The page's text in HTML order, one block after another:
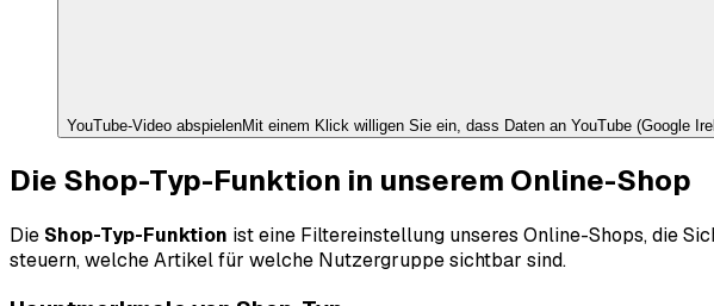
YouTube-Video abspielenMit einem Klick willigen Sie ein, dass Daten an YouTube (Google
Die Shop-Typ-Funktion in unserem Online-Shop
Die Shop-Typ-Funktion ist eine Filtereinstellung unseres Online-Shops, die
steuern, welche Artikel für welche Nutzergruppe sichtbar sind.